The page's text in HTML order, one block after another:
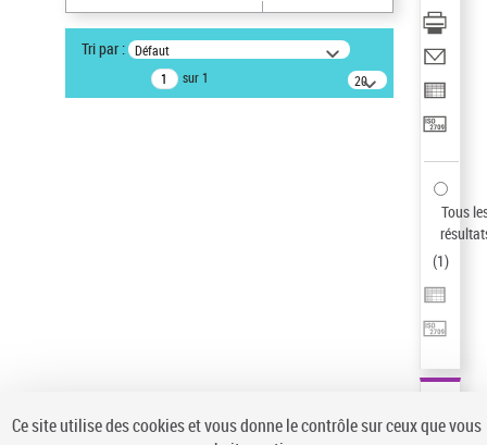
ne s'applique pas
Sauvegarder votre recherche
Tri par : Défaut
sur 1
20
résultats/page
Tous
(1)
Ce site utilise des cookies et vous donne le contrôle sur ceux que vous